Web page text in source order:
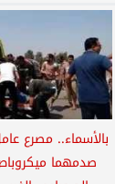
بالأسماء.. مصرع
صدمهما